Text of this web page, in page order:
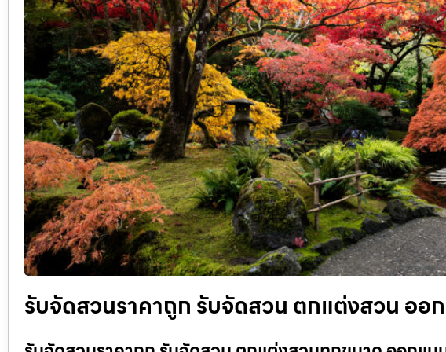
รับจัดสวนราคาถูก รับจัดสวน ตกแต่งสวน ออ